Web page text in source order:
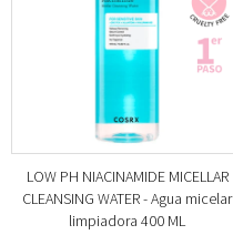
LOW PH NIACINAMIDE MICELLAR
CLEANSING WATER - Agua micelar
limpiadora 400 ML